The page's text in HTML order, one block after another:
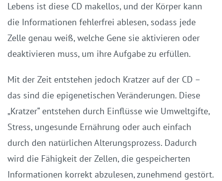
Lebens ist diese CD makellos, und der Körper kann
die Informationen fehlerfrei ablesen, sodass jede
Zelle genau weiß, welche Gene sie aktivieren oder
deaktivieren muss, um ihre Aufgabe zu erfüllen.
Mit der Zeit entstehen jedoch Kratzer auf der CD –
das sind die epigenetischen Veränderungen. Diese
„Kratzer“ entstehen durch Einflüsse wie Umweltgifte,
Stress, ungesunde Ernährung oder auch einfach
durch den natürlichen Alterungsprozess. Dadurch
wird die Fähigkeit der Zellen, die gespeicherten
Informationen korrekt abzulesen, zunehmend gestört.